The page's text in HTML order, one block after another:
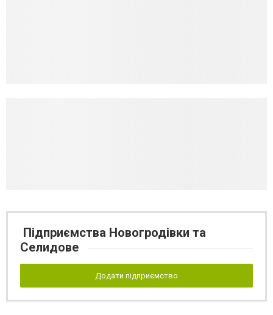
Підприємства Новогродівки та
Селидове
Додати підприємство